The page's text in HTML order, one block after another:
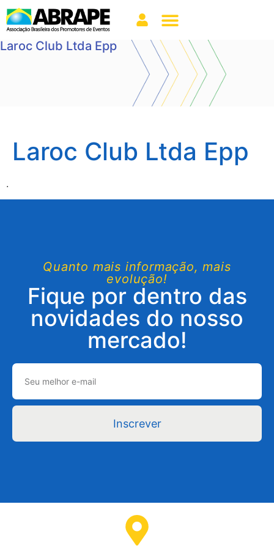
Laroc Club Ltda Epp
Laroc Club Ltda Epp
.
Quanto mais informação, mais
evolução!
Fique por dentro das
novidades do nosso
mercado!
Inscrever